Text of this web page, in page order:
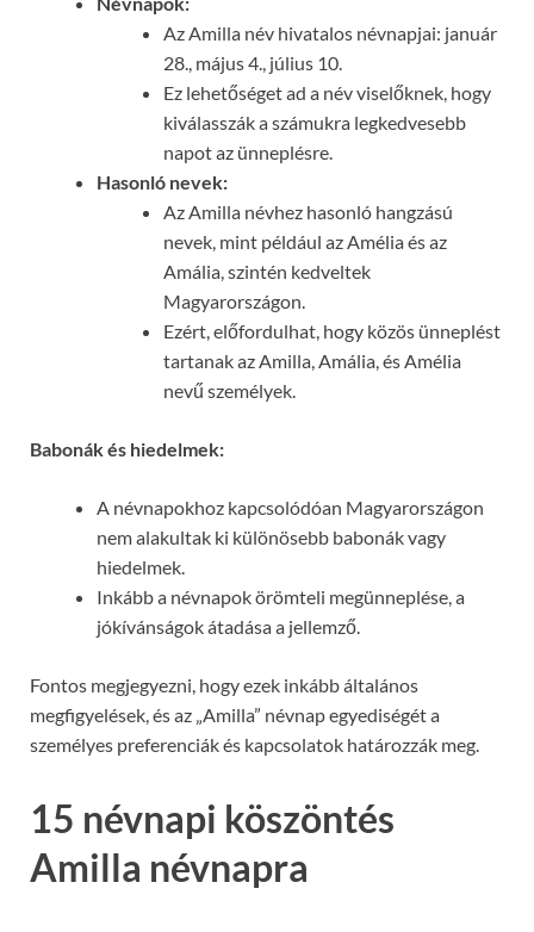
Az Amilla név hivatalos névnapjai: január
28., május 4., július 10.
Ez lehetőséget ad a név viselőknek, hogy
kiválasszák a számukra legkedvesebb
napot az ünneplésre.
Hasonló nevek:
Az Amilla névhez hasonló hangzású
nevek, mint például az Amélia és az
Amália, szintén kedveltek
Magyarországon.
Ezért, előfordulhat, hogy közös ünneplést
tartanak az Amilla, Amália, és Amélia
nevű személyek.
Babonák és hiedelmek:
A névnapokhoz kapcsolódóan Magyarországon
nem alakultak ki különösebb babonák vagy
hiedelmek.
Inkább a névnapok örömteli megünneplése, a
jókívánságok átadása a jellemző.
Fontos megjegyezni, hogy ezek inkább általános
megfigyelések, és az „Amilla” névnap egyediségét a
személyes preferenciák és kapcsolatok határozzák meg.
15 névnapi köszöntés
Amilla névnapra